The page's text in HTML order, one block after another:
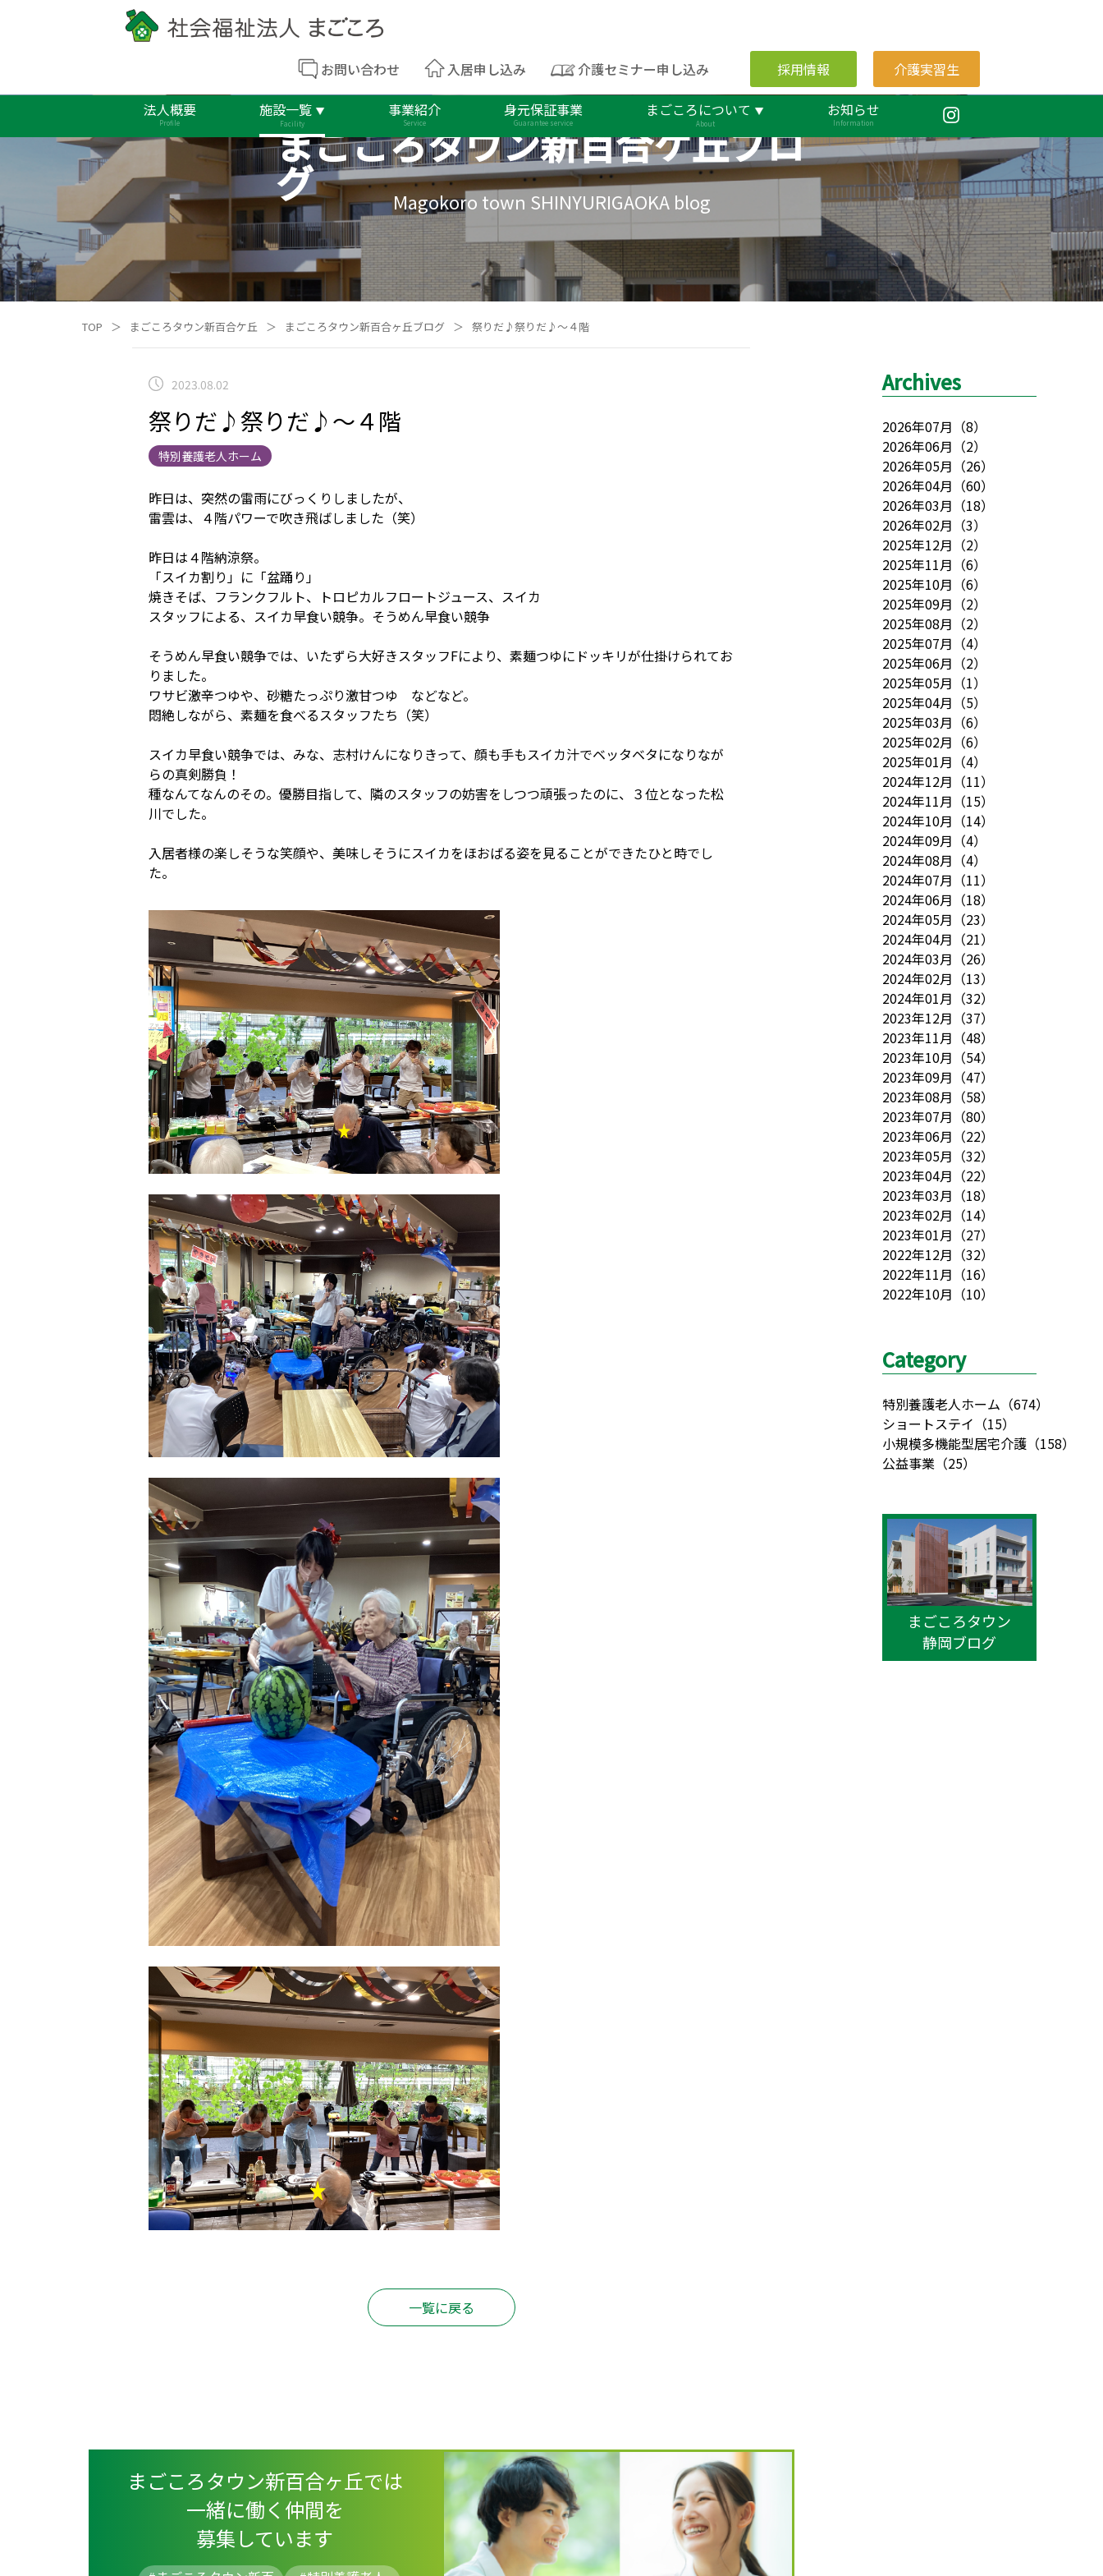
お問い合わせ 入居申し込み 介護セミナー申し込み 採用情報 介護実習生
法人概要
Profile
施設一覧
Facility
事業紹介
Service
身元保証事業
Guarantee service
まごころについて
About
お知らせ
Information
まごころタウン新百合ケ丘ブロ
グ Magokoro town SHINYURIGAOKA blog
TOP ＞ まごころタウン新百合ケ丘 ＞ まごころタウン新百合ヶ丘ブログ ＞ 祭りだ♪祭りだ♪～４階
2023.08.02
祭りだ♪祭りだ♪～４階
特別養護老人ホーム
昨日は、突然の雷雨にびっくりしましたが、
雷雲は、４階パワーで吹き飛ばしました（笑）
昨日は４階納涼祭。
「スイカ割り」に「盆踊り」
焼きそば、フランクフルト、トロピカルフロートジュース、スイカ
スタッフによる、スイカ早食い競争。そうめん早食い競争
そうめん早食い競争では、いたずら大好きスタッフFにより、素麺つゆにドッキリが仕掛けられてお
りました。
ワサビ激辛つゆや、砂糖たっぷり激甘つゆ などなど。
悶絶しながら、素麺を食べるスタッフたち（笑）
スイカ早食い競争では、みな、志村けんになりきって、顔も手もスイカ汁でベッタベタになりなが
らの真剣勝負！
種なんてなんのその。優勝目指して、隣のスタッフの妨害をしつつ頑張ったのに、３位となった松
川でした。
入居者様の楽しそうな笑顔や、美味しそうにスイカをほおばる姿を見ることができたひと時でし
た。
一覧に戻る
まごころタウン新百合ヶ丘では
一緒に働く仲間を
募集しています
Archives
2026年07月 （8）
2026年06月 （2）
2026年05月 （26）
2026年04月 （60）
2026年03月 （18）
2026年02月 （3）
2025年12月 （2）
2025年11月 （6）
2025年10月 （6）
2025年09月 （2）
2025年08月 （2）
2025年07月 （4）
2025年06月 （2）
2025年05月 （1）
2025年04月 （5）
2025年03月 （6）
2025年02月 （6）
2025年01月 （4）
2024年12月 （11）
2024年11月 （15）
2024年10月 （14）
2024年09月 （4）
2024年08月 （4）
2024年07月 （11）
2024年06月 （18）
2024年05月 （23）
2024年04月 （21）
2024年03月 （26）
2024年02月 （13）
2024年01月 （32）
2023年12月 （37）
2023年11月 （48）
2023年10月 （54）
2023年09月 （47）
2023年08月 （58）
2023年07月 （80）
2023年06月 （22）
2023年05月 （32）
2023年04月 （22）
2023年03月 （18）
2023年02月 （14）
2023年01月 （27）
2022年12月 （32）
2022年11月 （16）
2022年10月 （10）
Category
特別養護老人ホーム （674）
ショートステイ （15）
小規模多機能型居宅介護 （158）
公益事業 （25）
まごころタウン
静岡ブログ